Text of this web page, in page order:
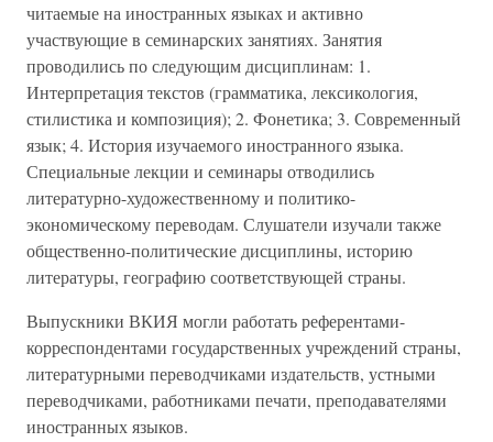
читаемые на иностранных языках и активно
участвующие в семинарских занятиях. Занятия
проводились по следующим дисциплинам: 1.
Интерпретация текстов (грамматика, лексикология,
стилистика и композиция); 2. Фонетика; 3. Современный
язык; 4. История изучаемого иностранного языка.
Специальные лекции и семинары отводились
литературно-художественному и политико-
экономическому переводам. Слушатели изучали также
общественно-политические дисциплины, историю
литературы, географию соответствующей страны.
Выпускники ВКИЯ могли работать референтами-
корреспондентами государственных учреждений страны,
литературными переводчиками издательств, устными
переводчиками, работниками печати, преподавателями
иностранных языков.